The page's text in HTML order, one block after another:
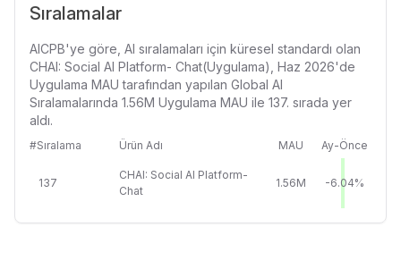
Sıralamalar
AICPB'ye göre, AI sıralamaları için küresel standardı olan
CHAI: Social AI Platform- Chat(Uygulama), Haz 2026'de
Uygulama MAU tarafından yapılan Global AI
Sıralamalarında 1.56M Uygulama MAU ile 137. sırada yer
aldı.
#Sıralama Ürün Adı MAU Ay-Önce
137
CHAI: Social AI Platform-
Chat
1.56M -6.04%